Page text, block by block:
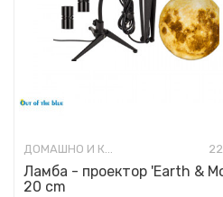
ДОМАШНО И КАНЦЕЛАРИСКО ОСВЕТЛУВАЊЕ
Ламба - проектор 'Earth &
20 cm